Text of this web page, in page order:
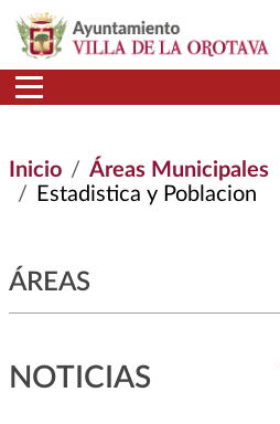
Pasar al contenido principal
Inicio
Áreas Municipales
Estadistica y Poblacion
ÁREAS
NOTICIAS